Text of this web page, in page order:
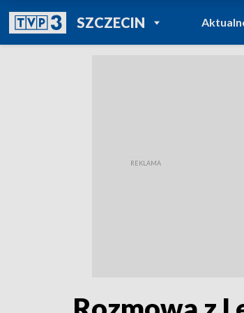
SZCZECINPOWRÓT DO
TVP REGIONY